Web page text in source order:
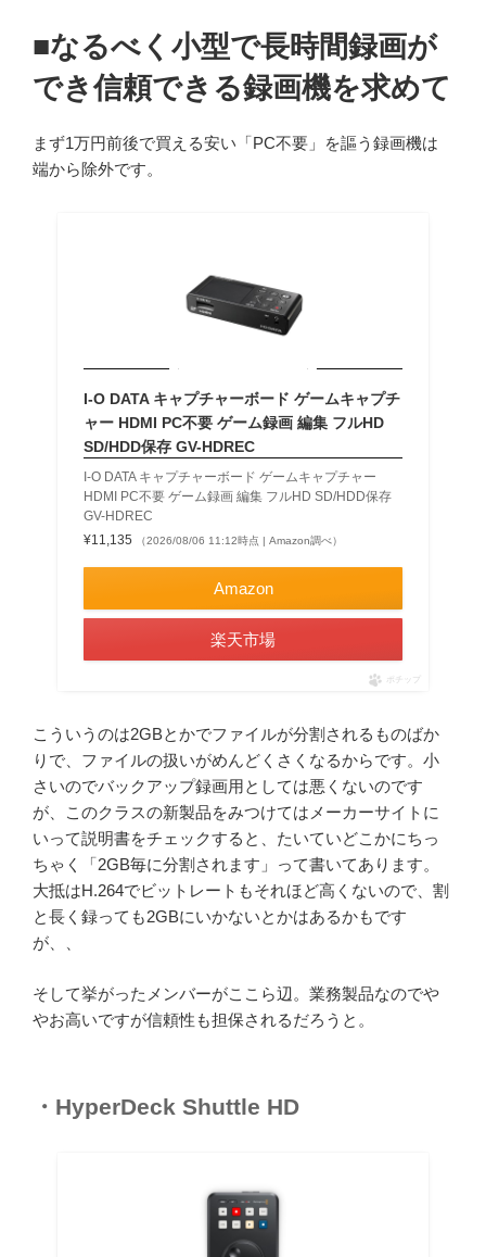
■なるべく小型で長時間録画が
でき信頼できる録画機を求めて
まず1万円前後で買える安い「PC不要」を謳う録画機は
端から除外です。
I-O DATA キャプチャーボード ゲームキャプチ
ャー HDMI PC不要 ゲーム録画 編集 フルHD
SD/HDD保存 GV-HDREC
I-O DATA キャプチャーボード ゲームキャプチャー
HDMI PC不要 ゲーム録画 編集 フルHD SD/HDD保存
GV-HDREC
¥11,135
（2026/08/06 11:12時点 | Amazon調べ）
Amazon
楽天市場
ポチップ
こういうのは2GBとかでファイルが分割されるものばか
りで、ファイルの扱いがめんどくさくなるからです。小
さいのでバックアップ録画用としては悪くないのです
が、このクラスの新製品をみつけてはメーカーサイトに
いって説明書をチェックすると、たいていどこかにちっ
ちゃく「2GB毎に分割されます」って書いてあります。
大抵はH.264でビットレートもそれほど高くないので、割
と長く録っても2GBにいかないとかはあるかもです
が、、
そして挙がったメンバーがここら辺。業務製品なのでや
やお高いですが信頼性も担保されるだろうと。
・HyperDeck Shuttle HD